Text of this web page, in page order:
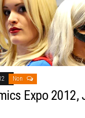
Non
Expo 2012,